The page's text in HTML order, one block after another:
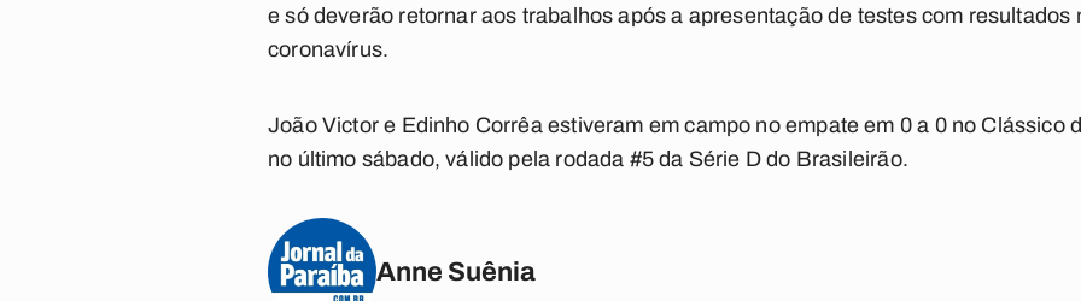
e só deverão retornar aos trabalhos após a apresentação de testes com resultados
coronavírus.
João Victor e Edinho Corrêa estiveram em campo no empate em 0 a 0 no Clássico
no último sábado, válido pela rodada #5 da Série D do Brasileirão.
Anne Suênia